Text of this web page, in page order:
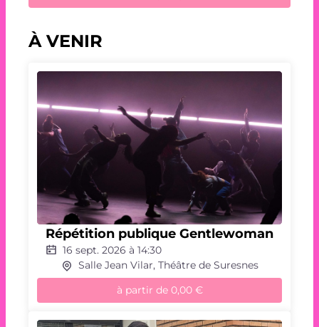
À VENIR
Répétition
publique
Gentlewoman
Répétition publique Gentlewoman
16 sept. 2026 à 14:30
Salle Jean Vilar, Théâtre de Suresnes
à partir de 0,00 €
Gentlewoman